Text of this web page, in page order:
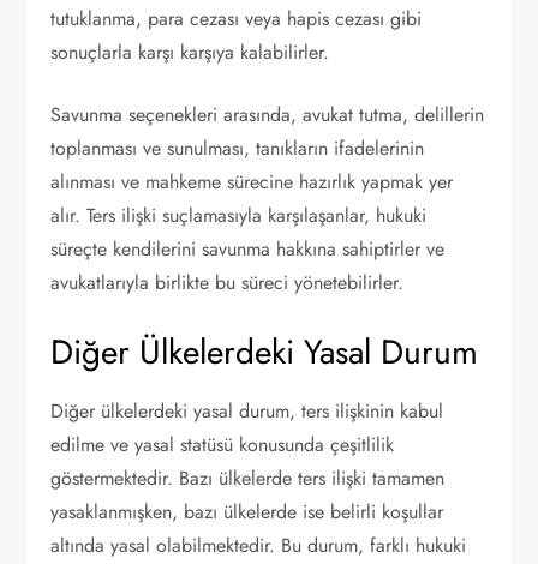
tutuklanma, para cezası veya hapis cezası gibi
sonuçlarla karşı karşıya kalabilirler.
Savunma seçenekleri arasında, avukat tutma, delillerin
toplanması ve sunulması, tanıkların ifadelerinin
alınması ve mahkeme sürecine hazırlık yapmak yer
alır. Ters ilişki suçlamasıyla karşılaşanlar, hukuki
süreçte kendilerini savunma hakkına sahiptirler ve
avukatlarıyla birlikte bu süreci yönetebilirler.
Diğer Ülkelerdeki Yasal Durum
Diğer ülkelerdeki yasal durum, ters ilişkinin kabul
edilme ve yasal statüsü konusunda çeşitlilik
göstermektedir. Bazı ülkelerde ters ilişki tamamen
yasaklanmışken, bazı ülkelerde ise belirli koşullar
altında yasal olabilmektedir. Bu durum, farklı hukuki